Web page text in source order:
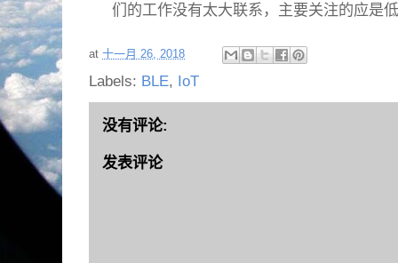
们的工作没有太大联系，主要关注的应是
at 十一月 26, 2018
Labels: BLE, IoT
没有评论:
发表评论